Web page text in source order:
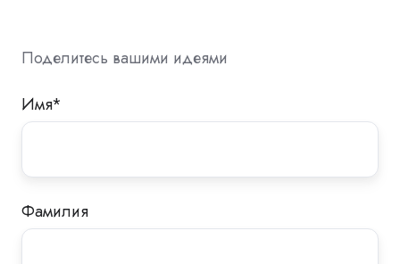
Поделитесь вашими идеями
Имя*
Фамилия